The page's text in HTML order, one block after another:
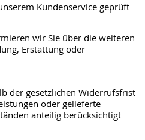
Kundenservice geprüft
wir Sie über die weiteren
Erstattung oder
der gesetzlichen Widerrufsfrist
oder gelieferte
anteilig berücksichtigt